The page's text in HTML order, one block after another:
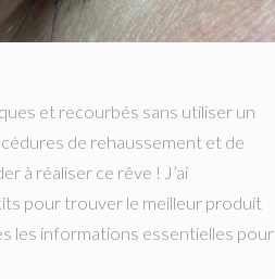
et recourbés sans utiliser un
de rehaussement et de
à réaliser ce rêve ! J’ai
pour trouver le meilleur produit
les informations essentielles pour